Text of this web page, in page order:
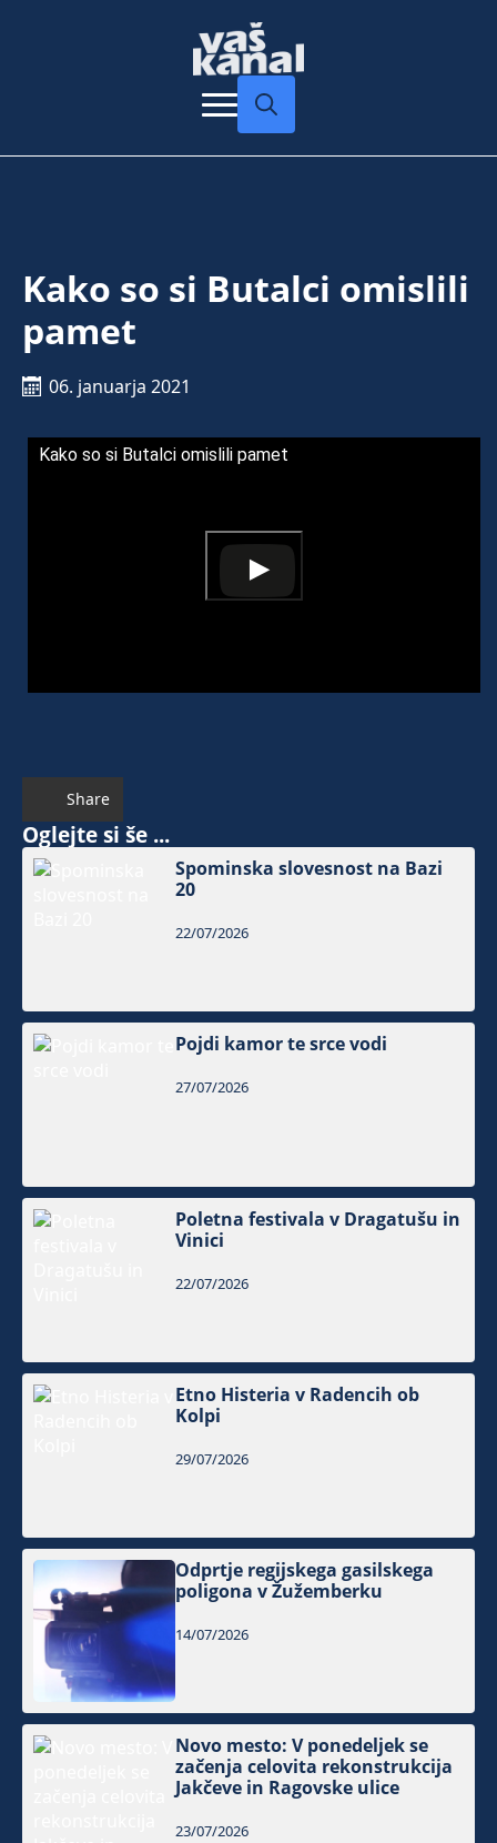
Kako so si Butalci omislili
pamet
06. januarja 2021
Kako so si Butalci omislili pamet
Share
Oglejte si še ...
Spominska slovesnost na Bazi
20
22/07/2026
Pojdi kamor te srce vodi
27/07/2026
Poletna festivala v Dragatušu in
Vinici
22/07/2026
Etno Histeria v Radencih ob
Kolpi
29/07/2026
Odprtje regijskega gasilskega
poligona v Žužemberku
14/07/2026
Novo mesto: V ponedeljek se
začenja celovita rekonstrukcija
Jakčeve in Ragovske ulice
23/07/2026